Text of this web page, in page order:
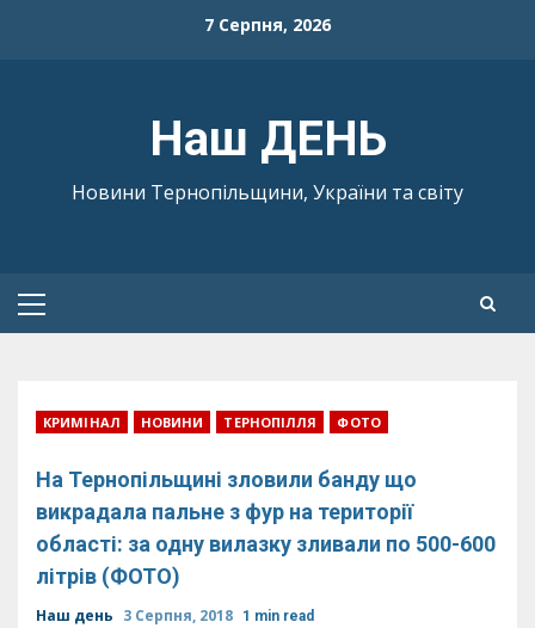
7 Серпня, 2026
Наш ДЕНЬ
Новини Тернопільщини, України та світу
Primary
КРИМІНАЛ НОВИНИ ТЕРНОПІЛЛЯ ФОТО
На Тернопільщині зловили банду що
викрадала пальне з фур на території
області: за одну вилазку зливали по 500-600
літрів (ФОТО)
Наш день 3 Серпня, 2018 1 min read